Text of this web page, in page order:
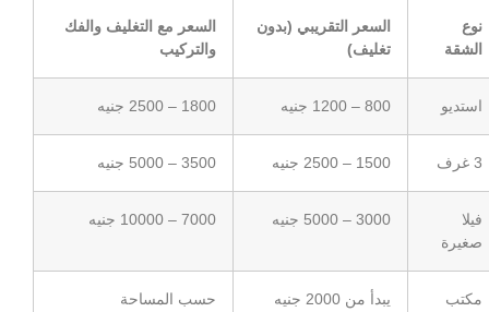
نوع
الشقة
السعر التقريبي (بدون
تغليف)
السعر مع التغليف والفك
والتركيب
استديو 800 – 1200 جنيه 1800 – 2500 جنيه
3 غرف 1500 – 2500 جنيه 3500 – 5000 جنيه
فيلا
صغيرة
3000 – 5000 جنيه 7000 – 10000 جنيه
مكتب
يبدأ من 2000 جنيه
حسب المساحة